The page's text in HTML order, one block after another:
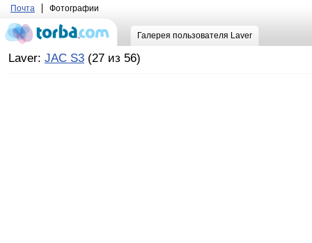
Почта Фотографии
Галерея пользователя Laver
Laver: JAC S3 (27 из 56)